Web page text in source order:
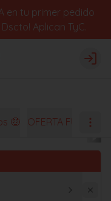
en tu primer pedido
Aplican TyC.
Login
🤑 OFERTA FUGACES